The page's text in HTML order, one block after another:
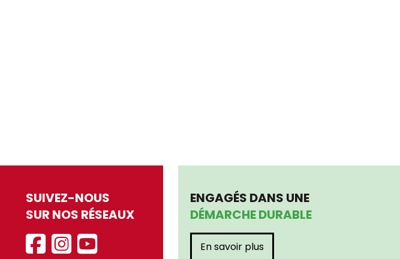
SUIVEZ-NOUS
SUR NOS RÉSEAUX
ENGAGÉS DANS UNE
DÉMARCHE DURABLE
En savoir plus